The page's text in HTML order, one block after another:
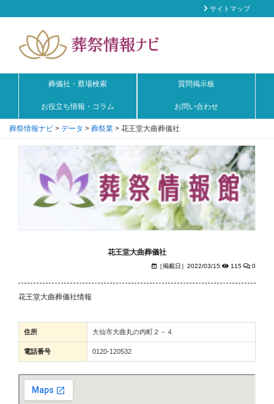
サイトマップ
葬儀社・蔡場検索 質問掲示板
お役立ち情報・コラム お問い合わせ
葬祭情報ナビ > データ > 葬祭業 > 花王堂大曲葬儀社
花王堂大曲葬儀社
［掲載日］2022/03/15 115 0
花王堂大曲葬儀社情報
住所 大仙市大曲丸の内町２－４
電話番号 0120-120532